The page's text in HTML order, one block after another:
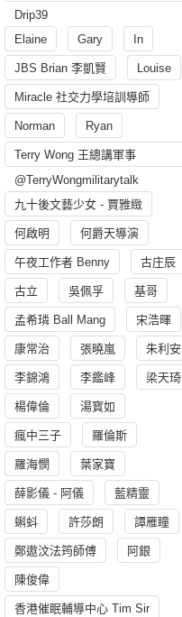
Drip39
Elaine
Gary In
JBS Brian 李凱賢 Louise
Miracle 社交力學培訓導師
Norman Ryan
Terry Wong 王總講軍事
@TerryWongmilitarytalk
九十後文藝少女 - 賈雅緻
何啟明 何爵天導演
午夜工作者 Benny 古庄辰
古立 吳佩孚 基哥
孟希璘 Ball Mang 宋浩暉
康常治 張曉嵐 朱利安
李錦鴻 李鑑峰 梁天琦
楊偉倫 湯寳如
瘋中三子 羅倫斯
羅海憫 葉家寶
薛影儀 - 阿儀 藍精靈
蝌蚪 許莎朗 譚雁瞳
鄭遨汶法筠師傅 阿銀
陳俊偉
香港催眠輔導中心 Tim Sir